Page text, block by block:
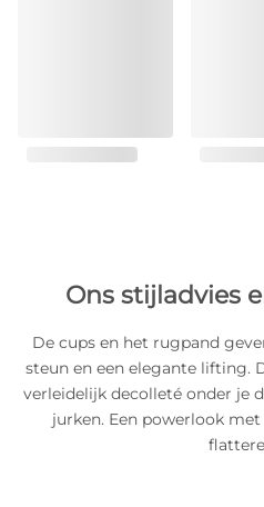
Ons stijladvies
De cups en het rugpand
steun en een elegante lifting.
verleidelijk decolleté onder je
jurken. Een powerlook